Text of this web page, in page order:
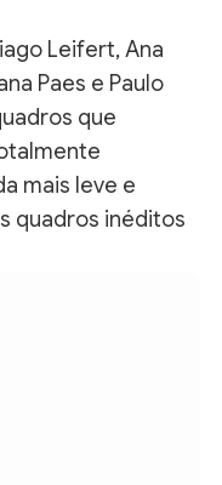
Leifert, Ana
Paes e Paulo
que
mais leve e
quadros inéditos